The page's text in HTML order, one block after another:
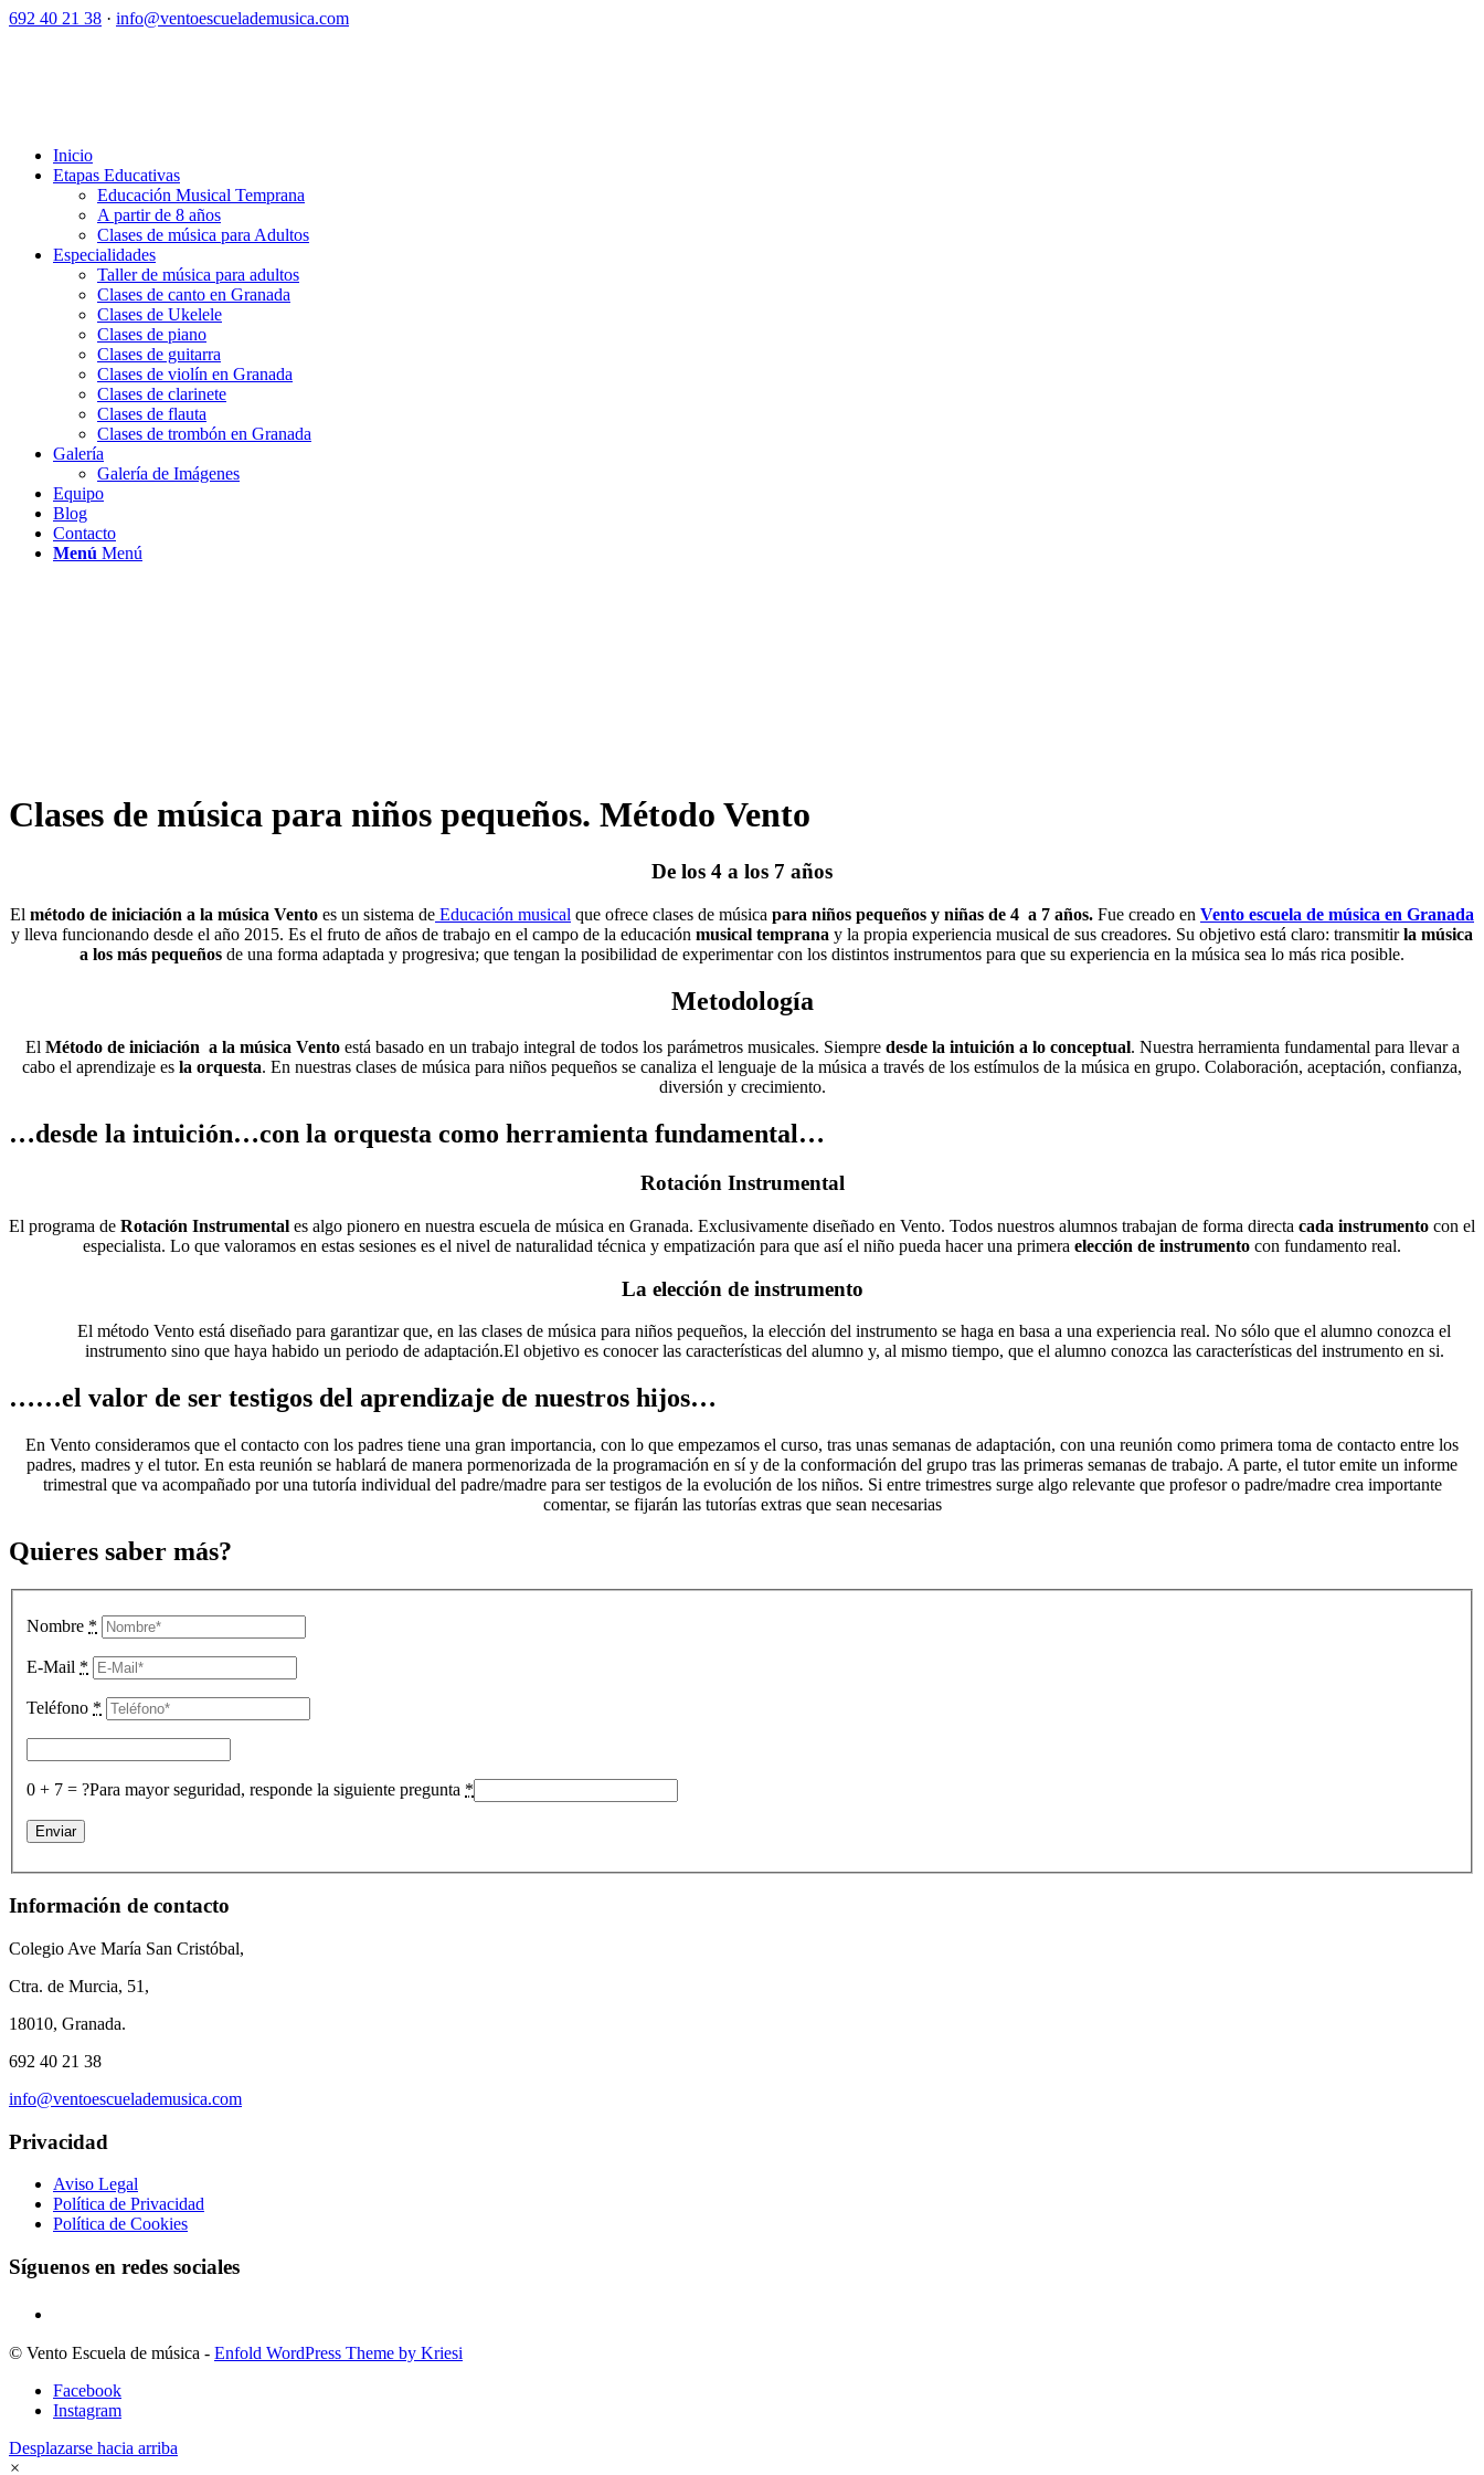
692 40 21 38 · info@ventoescuelademusica.com
Inicio
Etapas Educativas
Educación Musical Temprana
A partir de 8 años
Clases de música para Adultos
Especialidades
Taller de música para adultos
Clases de canto en Granada
Clases de Ukelele
Clases de piano
Clases de guitarra
Clases de violín en Granada
Clases de clarinete
Clases de flauta
Clases de trombón en Granada
Galería
Galería de Imágenes
Equipo
Blog
Contacto
Menú Menú
Clases de música para niños pequeños. Método Vento
De los 4 a los 7 años
El método de iniciación a la música Vento es un sistema de Educación musical que ofrece clases de música para niños pequeños y niñas de 4 a 7 años. Fue creado en Vento escuela de música en Granada
y lleva funcionando desde el año 2015. Es el fruto de años de trabajo en el campo de la educación musical temprana y la propia experiencia musical de sus creadores. Su objetivo está claro: transmitirla música
a los más pequeños de una forma adaptada y progresiva; que tengan la posibilidad de experimentar con los distintos instrumentos para que su experiencia en la música sea lo más rica posible.
Metodología
El Método de iniciación a la música Ventoestá basado en un trabajo integral de todos los parámetros musicales. Siempre desde la intuición a lo conceptual. Nuestra herramienta fundamental para llevar a
cabo el aprendizaje es la orquesta. En nuestras clases de música para niños pequeños se canaliza el lenguaje de la música a través de los estímulos de la música en grupo. Colaboración, aceptación, confianza,
diversión y crecimiento.
…desde la intuición…con la orquesta como herramienta fundamental…
Rotación Instrumental
El programa de Rotación Instrumental es algo pionero en nuestra escuela de música en Granada. Exclusivamente diseñado en Vento. Todos nuestros alumnos trabajan de forma directa cada instrumento con el
especialista. Lo que valoramos en estas sesiones es el nivel de naturalidad técnica y empatización para que así el niño pueda hacer una primera elección de instrumento con fundamento real.
La elección de instrumento
El método Vento está diseñado para garantizar que, en las clases de música para niños pequeños, la elección del instrumento se haga en basa a una experiencia real. No sólo que el alumno conozca el
instrumento sino que haya habido un periodo de adaptación.El objetivo es conocer las características del alumno y, al mismo tiempo, que el alumno conozca las características del instrumento en si.
……el valor de ser testigos del aprendizaje de nuestros hijos…
En Vento consideramos que el contacto con los padres tiene una gran importancia, con lo que empezamos el curso, tras unas semanas de adaptación, con una reunión como primera toma de contacto entre los
padres, madres y el tutor. En esta reunión se hablará de manera pormenorizada de la programación en sí y de la conformación del grupo tras las primeras semanas de trabajo. A parte, el tutor emite un informe
trimestral que va acompañado por una tutoría individual del padre/madre para ser testigos de la evolución de los niños. Si entre trimestres surge algo relevante que profesor o padre/madre crea importante
comentar, se fijarán las tutorías extras que sean necesarias
Quieres saber más?
Nombre *
E-Mail *
Teléfono *
0 + 7 = ?Para mayor seguridad, responde la siguiente pregunta *
Información de contacto
Colegio Ave María San Cristóbal,
Ctra. de Murcia, 51,
18010, Granada.
692 40 21 38
info@ventoescuelademusica.com
Privacidad
Aviso Legal
Política de Privacidad
Política de Cookies
Síguenos en redes sociales
© Vento Escuela de música - Enfold WordPress Theme by Kriesi
Facebook
Instagram
Desplazarse hacia arriba
×